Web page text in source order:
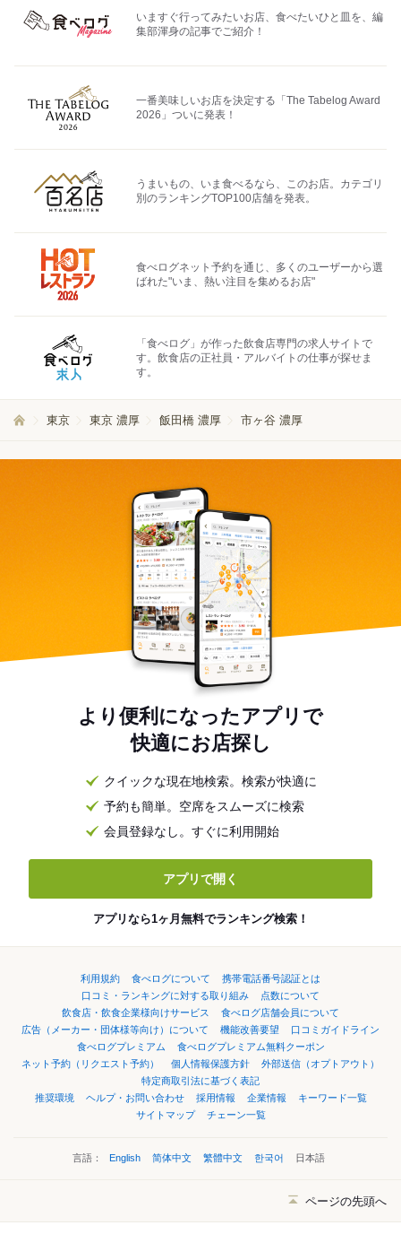
いますぐ行ってみたいお店、食べたいひと皿を、編
集部渾身の記事でご紹介！
一番美味しいお店を決定する「The Tabelog Award
2026」ついに発表！
うまいもの、いま食べるなら、このお店。カテゴリ
別のランキングTOP100店舗を発表。
食べログネット予約を通じ、多くのユーザーから選
ばれた"いま、熱い注目を集めるお店"
「食べログ」が作った飲食店専門の求人サイトで
す。飲食店の正社員・アルバイトの仕事が探せま
す。
東京 東京 濃厚 飯田橋 濃厚 市ヶ谷 濃厚
より便利になったアプリで
快適にお店探し
クイックな現在地検索。検索が快適に
予約も簡単。空席をスムーズに検索
会員登録なし。すぐに利用開始
アプリで開く
アプリなら1ヶ月無料でランキング検索！
利用規約 食べログについて
携帯電話番号認証とは
口コミ・ランキングに対する取り組み
点数について
飲食店・飲食企業様向けサービス
食べログ店舗会員について
広告（メーカー・団体様等向け）について
機能改善要望
口コミガイドライン
食べログプレミアム
食べログプレミアム無料クーポン
ネット予約（リクエスト予約）
個人情報保護方針
外部送信（オプトアウト）
特定商取引法に基づく表記
推奨環境
ヘルプ・お問い合わせ 採用情報 企業情報
キーワード一覧
サイトマップ
チェーン一覧
言語： English 简体中文 繁體中文 한국어 日本語
ページの先頭へ